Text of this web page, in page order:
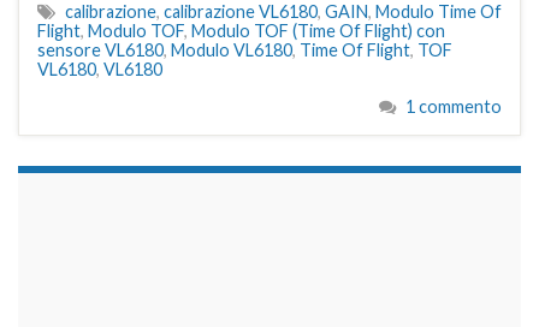
calibrazione, calibrazione VL6180, GAIN, Modulo Time Of
Flight, Modulo TOF, Modulo TOF (Time Of Flight) con
sensore VL6180, Modulo VL6180, Time Of Flight, TOF
VL6180, VL6180
1 commento